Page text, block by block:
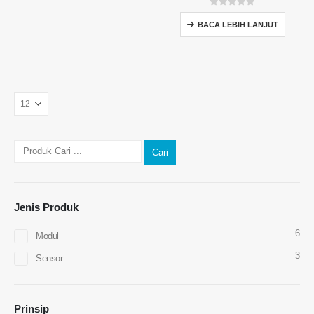
0daripada 5
BACA LEBIH LANJUT
Cari
Jenis Produk
Modul 6
Sensor 3
Prinsip